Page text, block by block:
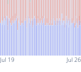
Jul 19 Jul 26